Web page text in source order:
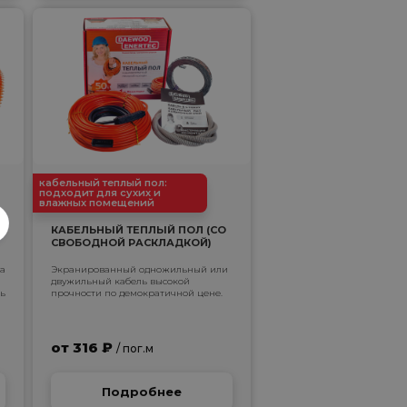
кабельный теплый пол:
подходит для сухих и
влажных помещений
КАБЕЛЬНЫЙ ТЕПЛЫЙ ПОЛ (СО
СВОБОДНОЙ РАСКЛАДКОЙ)
Экранированный одножильный или
двужильный кабель высокой
прочности по демократичной цене.
от 316 ₽ / пог.м
Подробнее